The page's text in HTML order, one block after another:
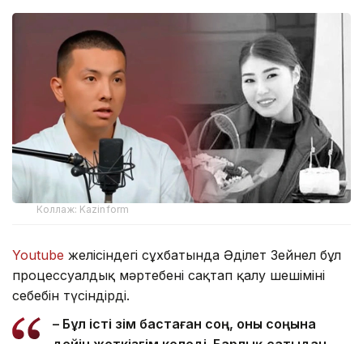
Коллаж: Kazinform
Youtube желісіндегі сұхбатында Әділет Зейнел бұл
процессуалдық мәртебені сақтап қалу шешімінің
себебін түсіндірді.
– Бұл істі өзім бастаған соң, оны соңына